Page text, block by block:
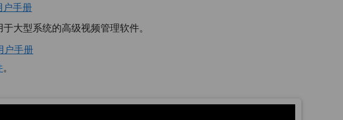
手册
大型系统的高级视频管理软件。
户手册
。